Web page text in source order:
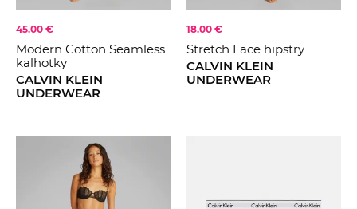
2025
45.00 €
Modern Cotton Seamless
kalhotky
CALVIN KLEIN
UNDERWEAR
18.00 €
Stretch Lace hipstry
CALVIN KLEIN
UNDERWEAR